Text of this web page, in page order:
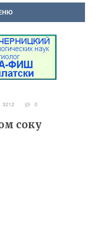
3212 0
соку